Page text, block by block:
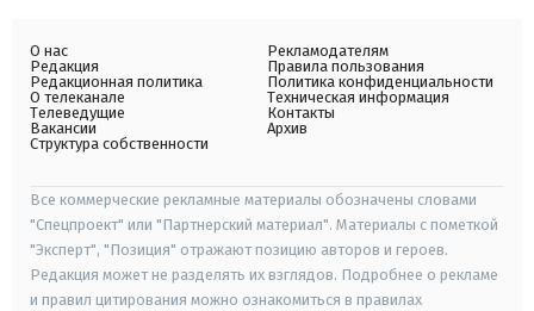
О нас
Редакция
Редакционная политика
О телеканале
Телеведущие
Вакансии
Структура собственности
Рекламодателям
Правила пользования
Политика конфиденциальности
Техническая информация
Контакты
Архив
Все коммерческие рекламные материалы обозначены словами
"Спецпроект" или "Партнерский материал". Материалы с пометкой
"Эксперт", "Позиция" отражают позицию авторов и героев.
Редакция может не разделять их взглядов. Подробнее о рекламе
и правил цитирования можно ознакомиться в правилах